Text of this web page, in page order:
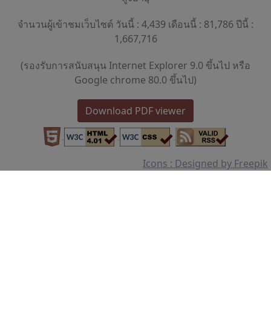
จำนวนผู้เข้าชมเว็บไซต์ วันนี้ : 4,439 เดือนนี้ : 81,786 ปีนี้ :
1,667,716
(รองรับการสนับสนุน Internet Explorer 9.0 ขึ้นไป หรือ
Google chrome 80.0 ขึ้นไป)
Download PDF viewer
Icons : Designed by Freepik